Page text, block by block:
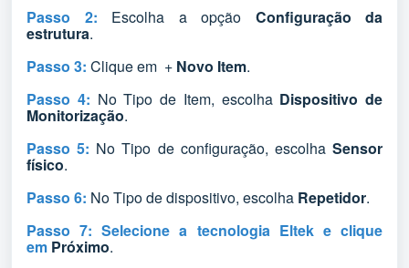
Passo 2:
Escolha a opção Configuração da
estrutura.
Passo 3: Clique em + Novo Item.
Passo 4: No Tipo de Item, escolha Dispositivo de
Monitorização.
Passo 5: No Tipo de configuração, escolhaSensor
físico.
Passo 6: No Tipo de dispositivo, escolha Repetidor.
Passo 7: Selecione a tecnologia Eltek e clique
em Próximo.